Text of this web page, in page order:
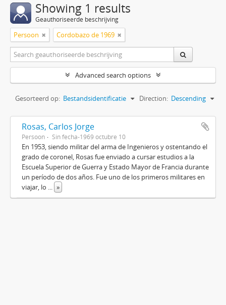
Showing 1 results
Geauthoriseerde beschrijving
Persoon Cordobazo de 1969
Advanced search options
Gesorteerd op: Bestandsidentificatie Direction: Descending
Rosas, Carlos Jorge
Persoon Sin fecha-1969 octubre 10
En 1953, siendo militar del arma de Ingenieros y ostentando el
grado de coronel, Rosas fue enviado a cursar estudios a la
Escuela Superior de Guerra y Estado Mayor de Francia durante
un período de dos años. Fue uno de los primeros militares en
viajar, lo ... »